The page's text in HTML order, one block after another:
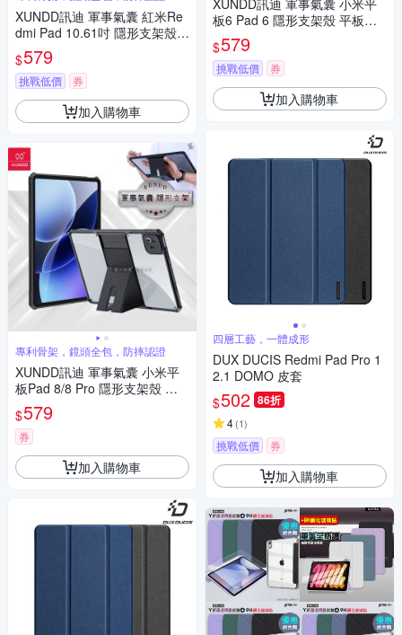
XUNDD訊迪 軍事氣囊 紅米Re
dmi Pad 10.61吋 隱形支架殼
平板防摔保護套(極簡黑)
$579
挑戰低價 券
加入購物車
專利骨架，鏡頭全包，防摔認證
XUNDD訊迪 軍事氣囊 小米平
板Pad 8/8 Pro 隱形支架殼 平
板防摔保護套(極簡黑)
$579
券
加入購物車
XUNDD訊迪 軍事氣囊 小米平
板6 Pad 6 隱形支架殼 平板防
摔保護套(極簡黑)
$579
挑戰低價 券
加入購物車
四層工藝，一體成形
DUX DUCIS Redmi Pad Pro 1
2.1 DOMO 皮套
$502 86折
4(1)
挑戰低價 券
加入購物車